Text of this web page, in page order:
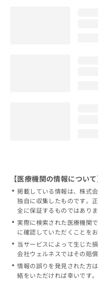
【医療機関の情報について
掲載している情報は、株式
独自に収集したものです。
全に保証するものではありま
実際に検索された医療機関
に確認していただくことをお
当サービスによって生じた
会社ウェルネスではその賠
情報の誤りを発見された方は
絡をいただければ幸いです。